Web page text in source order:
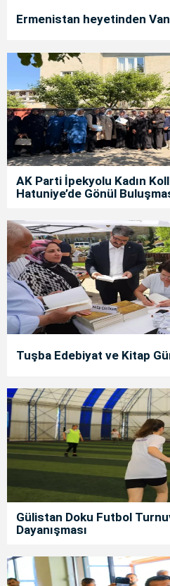
Ermenistan heyetinden
AK Parti İpekyolu Kadın
Hatuniye’de Gönül
Tuşba Edebiyat ve Kitap
Gülistan Doku Futbol
Dayanışması